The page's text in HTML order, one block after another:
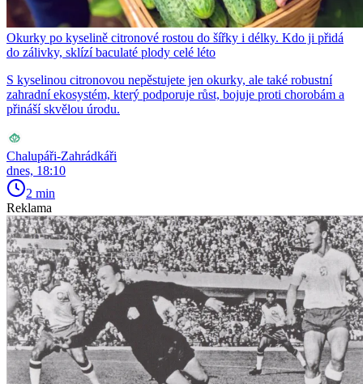
Okurky po kyselině citronové rostou do šířky i délky. Kdo ji přidá
do zálivky, sklízí baculaté plody celé léto
S kyselinou citronovou nepěstujete jen okurky, ale také robustní
zahradní ekosystém, který podporuje růst, bojuje proti chorobám a
přináší skvělou úrodu.
Chalupáři-Zahrádkáři
dnes, 18:10
2 min
Reklama